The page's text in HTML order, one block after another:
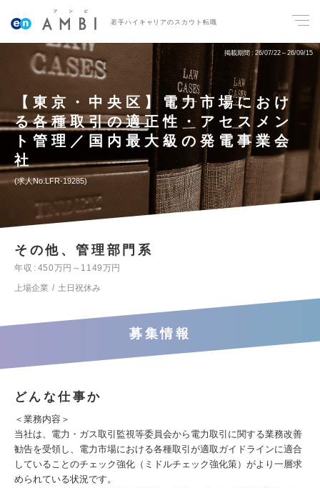
若手ハイキャリアのスカウト転職
掲載期間 26/07/22～26/09/15
【東京・中央区】電力市場におけ
る各種取引の適正性・アセスメン
ト管理／国内最大級の発電事業会
社
求人No.LFR-19285
その他、管理部門系
年収
450万円～1149万円
上場企業
土日祝休み
募集情報
どんな仕事か
＜業務内容＞
当社は、電力・ガス取引監視等委員会から電力取引に関する業務改善
勧告を受領し、電力市場における各種取引が適取ガイドラインに適合
していることのチェック強化（ミドルチェック強化策）がより一層求
められている状況です。